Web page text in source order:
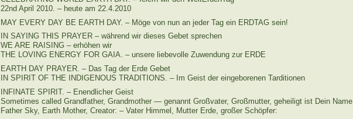
22nd April 2010. – heute am 22.4.2010
MAY EVERY DAY BE EARTH DAY. – Möge von nun an jeder Tag ein ERDTAG sein!
IN SAYING THIS PRAYER – während wir dieses Gebet sprechen
WE ARE RAISING – erhöhen wir
THE LOVING ENERGY FOR GAIA. – unsere liebevolle Zuwendung zur ERDE
EARTH DAY PRAYER. – Das Tag der Erde Gebet
IN SPIRIT OF THE INDIGENOUS TRADITIONS. – Im Geist der eingeborenen Tarditionen
INFINATE SPIRIT. – Enendlicher Geist
Sometimes called Grandfather, Grandmother — genannt Großvater, Großmutter, geheiligt ist Dein Name
Father Sky, Earth Mother, Creator: – Vater Himmel, Mutter Erde, großer Schöpfer: